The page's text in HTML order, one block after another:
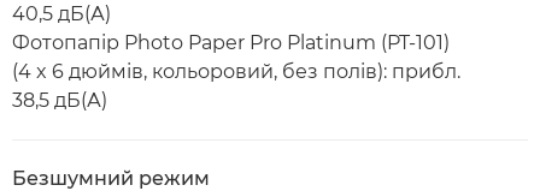
40,5 дБ(А)
Фотопапір Photo Paper Pro Platinum (PT-101)
(4 x 6 дюймів, кольоровий, без полів): прибл.
38,5 дБ(А)
Безшумний режим